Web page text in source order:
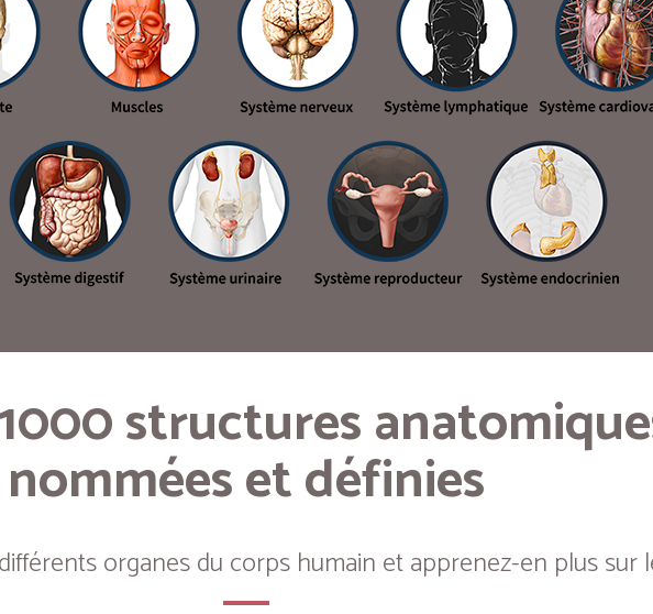
structures
nommées et définies
organes du corps humain et apprenez-en plus sur